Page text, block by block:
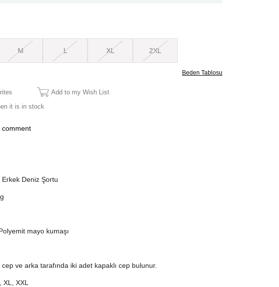
M L XL 2XL
Beden Tablosu
Add to my Wish List
it is in stock
comment
Deniz Şortu
mayo kumaşı
cep ve arka tarafında iki adet kapaklı cep bulunur.
XXL